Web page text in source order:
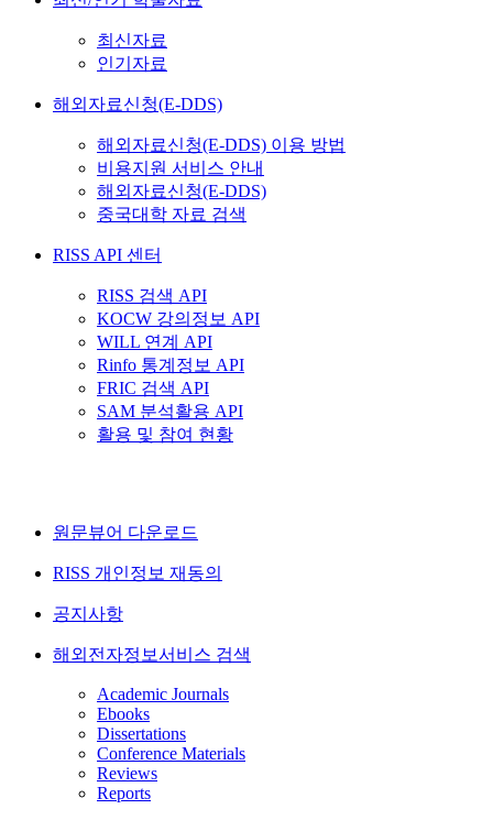
최신자료
인기자료
해외자료신청(E-DDS)
해외자료신청(E-DDS) 이용 방법
비용지원 서비스 안내
해외자료신청(E-DDS)
중국대학 자료 검색
RISS API 센터
RISS 검색 API
KOCW 강의정보 API
WILL 연계 API
Rinfo 통계정보 API
FRIC 검색 API
SAM 분석활용 API
활용 및 참여 현황
원문뷰어 다운로드
RISS 개인정보 재동의
공지사항
해외전자정보서비스 검색
Academic Journals
Ebooks
Dissertations
Conference Materials
Reviews
Reports